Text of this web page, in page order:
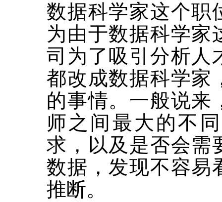
数据科学家这个职
为由于数据科学家
司为了吸引分析人
都改成数据科学家
的事情。一般说来
师之间最大的不
求，以及是否会需
数据，发现不容易
推断。